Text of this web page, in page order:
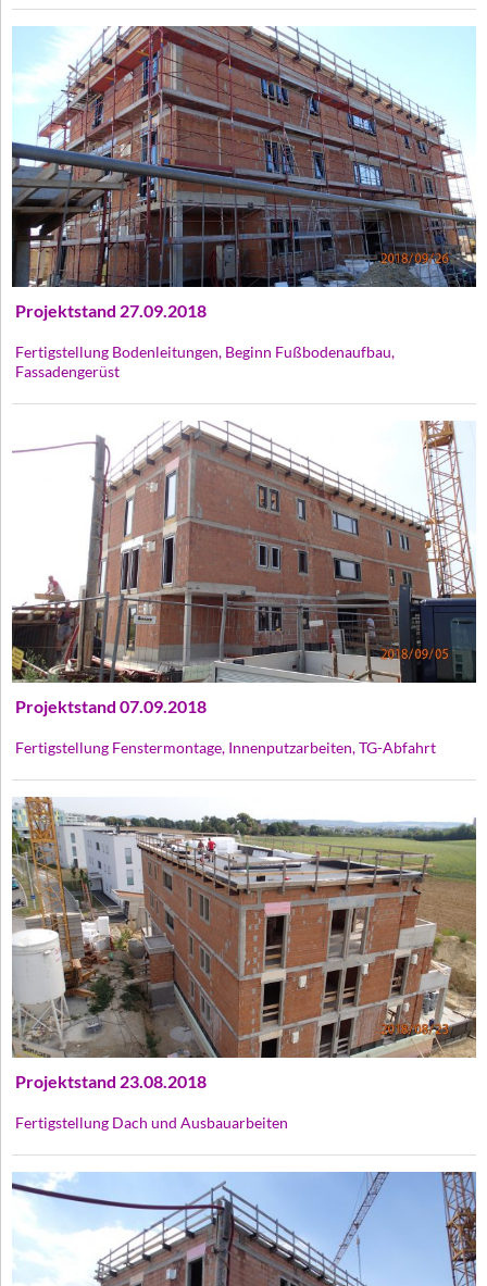
Projektstand 27.09.2018
Fertigstellung Bodenleitungen, Beginn Fußbodenaufbau,
Fassadengerüst
Projektstand 07.09.2018
Fertigstellung Fenstermontage, Innenputzarbeiten, TG-Abfahrt
Projektstand 23.08.2018
Fertigstellung Dach und Ausbauarbeiten